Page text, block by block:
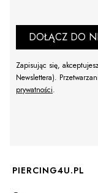
DOŁĄCZ DO
Zapisując się,
Newslettera).
prywatności.
Linki w stopce
PIERCING4U.PL